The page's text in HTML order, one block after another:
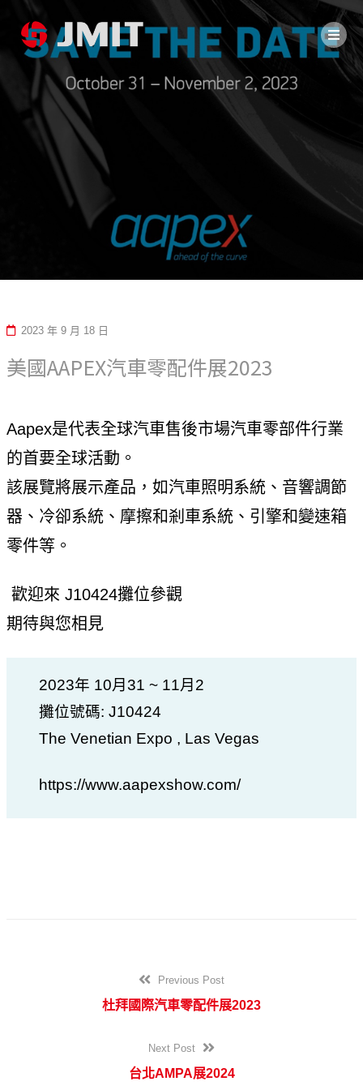
2023 年 9 月 18 日
美國AAPEX汽車零配件展2023
Aapex是代表全球汽車售後市場汽車零部件行業
的首要全球活動。
該展覽將展示產品，如汽車照明系統、音響調節
器、冷卻系統、摩擦和剎車系統、引擎和變速箱
零件等。
歡迎來 J10424攤位參觀
期待與您相見
2023年 10月31 ~ 11月2
攤位號碼: J10424
The Venetian Expo , Las Vegas
https://www.aapexshow.com/
Previous Post
杜拜國際汽車零配件展2023
Next Post
台北AMPA展2024